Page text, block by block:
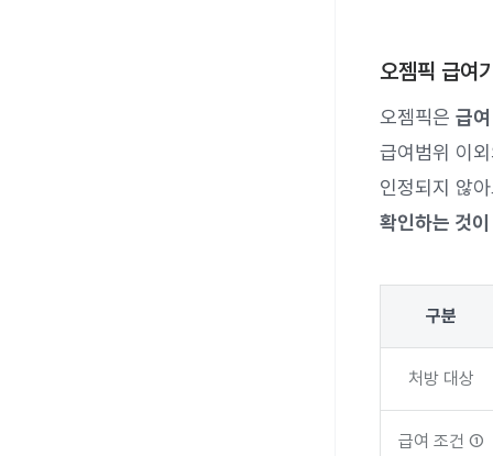
오젬픽 급여
오젬픽은 급
급여범위 이
인정되지 않
확인하는 것
구분
처방 대상
급여 조건 ①